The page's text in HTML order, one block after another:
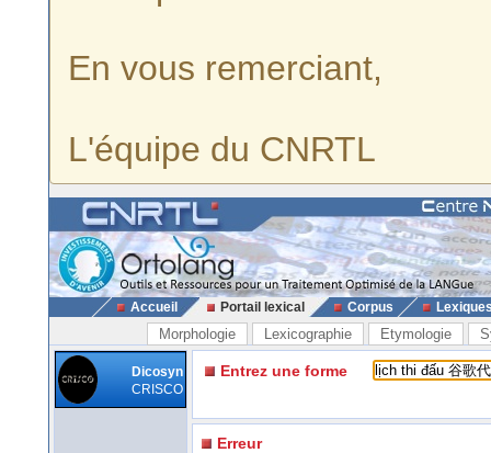
En vous remerciant,
L'équipe du CNRTL
Accueil Portail lexical Corpus
Morphologie Lexicographie Etymologie
Dicosyn
CRISCO
Entrez une forme
Erreur